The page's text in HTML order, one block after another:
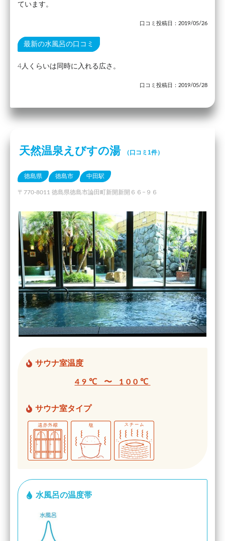
ています。
口コミ投稿日：2019/05/26
最新の水風呂の口コミ
4人くらいは同時に入れる広さ。
口コミ投稿日：2019/05/28
天然温泉えびすの湯 （口コミ1件）
徳島県 徳島市 中田駅
〒770-8011 徳島県徳島市論田町新開新開６６−９６
サウナ室温度
49℃ 〜 100℃
サウナ室タイプ
水風呂の温度帯